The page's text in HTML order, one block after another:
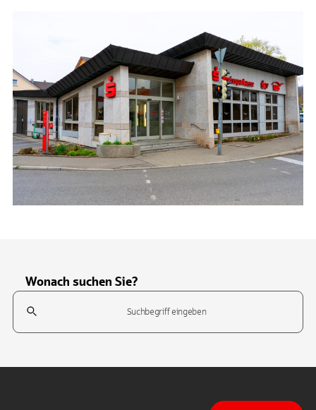
Wonach suchen Sie?
Suchfeld